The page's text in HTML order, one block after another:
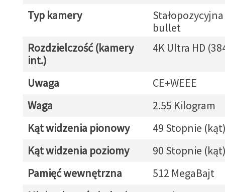
Typ kamery
bullet
Rozdzielczość (kamery
int.)
4K Ultra HD
Uwaga
CE+WEEE
Waga
2.55 Kilogram
Kąt widzenia pionowy
49 Stopnie
Kąt widzenia poziomy
90 Stopnie
Pamięć wewnętrzna
512 MegaBajt